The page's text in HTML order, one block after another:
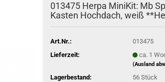
013475 Herpa MiniKit: Mb
Kasten Hochdach, weiß
Art.Nr.:
013475
Lieferzeit:
ca. 1
(Ausland
Lagerbestand: 56 Stück